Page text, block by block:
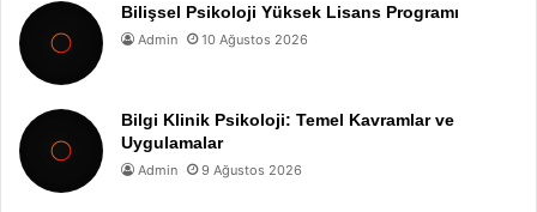
Bilişsel Psikoloji Yüksek Lisans Programı
Admin 10 Ağustos 2026
Bilgi Klinik Psikoloji: Temel Kavramlar ve
Uygulamalar
Admin 9 Ağustos 2026